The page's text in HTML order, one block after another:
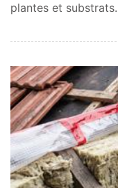
plantes et substrats.